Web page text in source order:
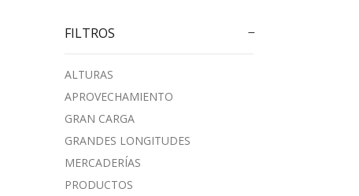
FILTROS
ALTURAS
APROVECHAMIENTO
GRAN CARGA
GRANDES LONGITUDES
MERCADERÍAS
PRODUCTOS